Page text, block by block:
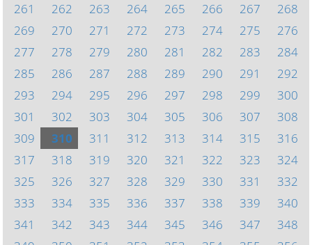
261
262 263 264 265 266 267
268
269
270 271 272 273 274 275
276
277
278 279 280 281 282 283
284
285
286 287 288 289 290 291
292
293
294 295 296 297 298 299
300
301
302 303 304 305 306 307
308
309
310 311 312 313 314 315
316
317
318 319 320 321 322 323
324
325
326 327 328 329 330 331
332
333
334 335 336 337 338 339
340
341
342 343 344 345 346 347
348